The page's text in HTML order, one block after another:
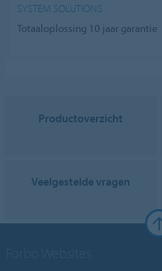
SYSTEM SOLUTIONS
Totaaloplossing 10 jaar garantie
Productoverzicht
Veelgestelde vragen